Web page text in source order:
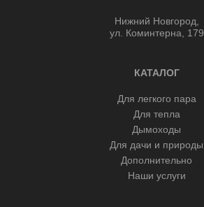
Нижний Новгород,
ул. Коминтерна, 179
КАТАЛОГ
Для легкого пара
Для тепла
Дымоходы
Для дачи и природы
Дополнительно
Наши услуги